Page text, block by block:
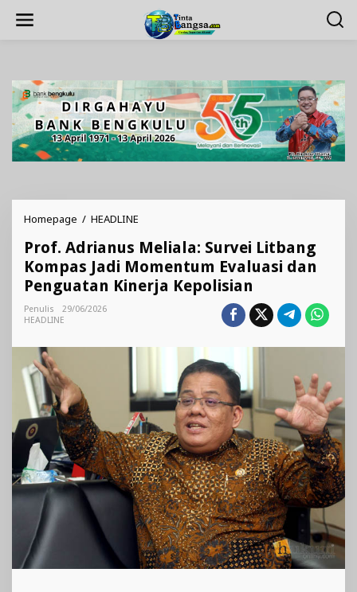
Homepage / HEADLINE
Meliala:
Survei
Litbang
Kompas
dan
Penguatan
Kepolisian
Prof. Adrianus Meliala: Survei Litbang
Kompas Jadi Momentum Evaluasi dan
Penguatan Kinerja Kepolisian
Penulis
29/06/2026
HEADLINE